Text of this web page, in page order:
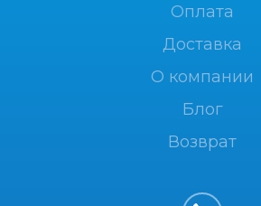
Оплата
Доставка
О компании
Блог
Возврат